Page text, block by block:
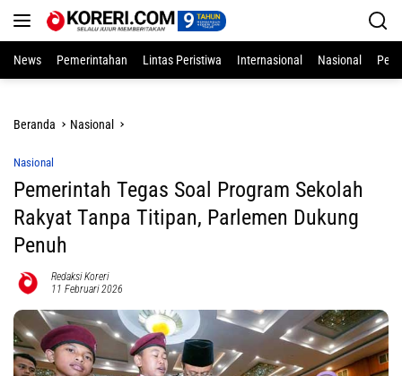
News
Pemerintahan Lintas Peristiwa Internasional Nasional
Beranda Nasional
Nasional
Pemerintah Tegas Soal Program Sekolah
Rakyat Tanpa Titipan, Parlemen Dukung
Penuh
Redaksi Koreri
11 Februari 2026